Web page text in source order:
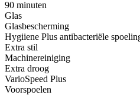
90 minuten
Glas
Glasbescherming
Hygiiene Plus antibacteriële
Extra stil
Machinereiniging
Extra droog
VarioSpeed Plus
Voorspoelen